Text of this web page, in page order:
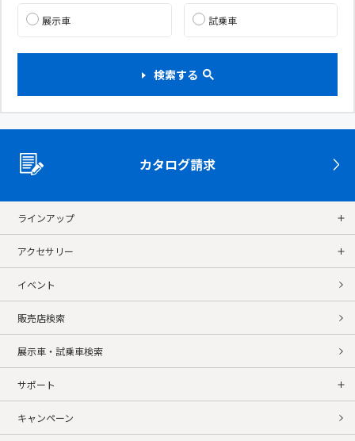
展示車 試乗車
検索する
カタログ請求
ラインアップ
アクセサリー
イベント
販売店検索
展示車・試乗車検索
サポート
キャンペーン